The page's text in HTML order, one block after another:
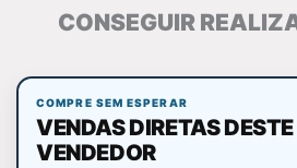
CONSEGUIR
COMPRE SEM ESPERAR
VENDAS DIRETAS DESTE
VENDEDOR